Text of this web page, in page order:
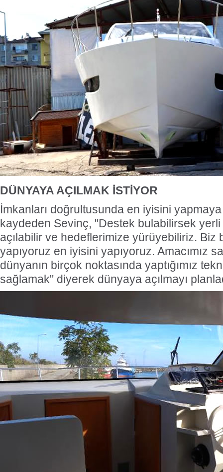
DÜNYAYA AÇILMAK İSTİYOR
İmkanları doğrultusunda en iyisini yapmaya
kaydeden Sevinç, "Destek bulabilirsek
açılabilir ve hedeflerimize yürüyebiliriz. Biz
yapıyoruz en iyisini yapıyoruz. Amacımız
dünyanın birçok noktasında yaptığımız
sağlamak" diyerek dünyaya açılmayı